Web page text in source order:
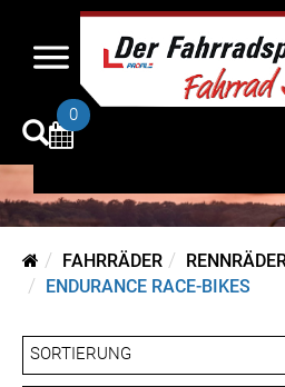
0
Endurance
Bikes
FAHRRÄDER
ENDURANCE RACE-BIKES
SORTIERUNG